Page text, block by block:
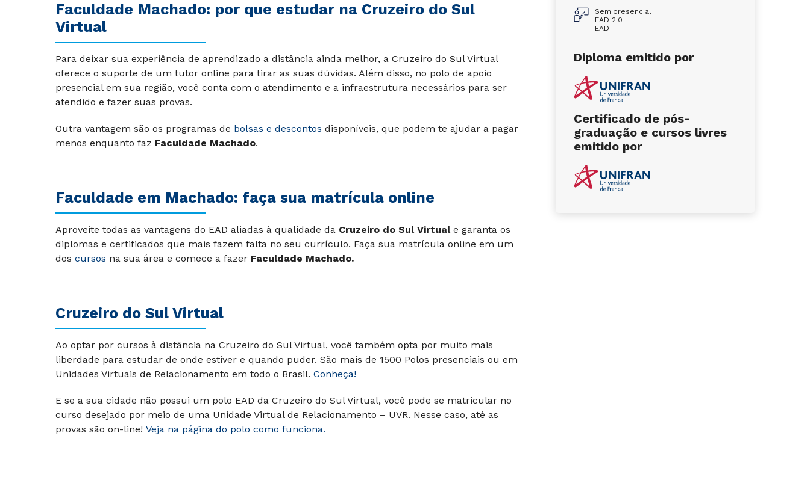
Faculdade Machado: por que estudar na Cruzeiro do Sul
Virtual
Para deixar sua experiência de aprendizado a distância ainda melhor, a Cruzeiro do Sul Virtual
oferece o suporte de um tutor online para tirar as suas dúvidas. Além disso, no polo de apoio
presencial em sua região, você conta com o atendimento e a infraestrutura necessários para ser
atendido e fazer suas provas.
Outra vantagem são os programas de bolsas e descontos disponíveis, que podem te ajudar a pagar
menos enquanto faz Faculdade Machado.
Faculdade em Machado: faça sua matrícula online
Aproveite todas as vantagens do EAD aliadas à qualidade da Cruzeiro do Sul Virtuale garanta os
diplomas e certificados que mais fazem falta no seu currículo. Faça sua matrícula online em um
dos cursos na sua área e comece a fazer Faculdade Machado.
Cruzeiro do Sul Virtual
Ao optar por cursos à distância na Cruzeiro do Sul Virtual, você também opta por muito mais
liberdade para estudar de onde estiver e quando puder. São mais de 1500 Polos presenciais ou em
Unidades Virtuais de Relacionamento em todo o Brasil. Conheça!
E se a sua cidade não possui um polo EAD da Cruzeiro do Sul Virtual, você pode se matricular no
curso desejado por meio de uma Unidade Virtual de Relacionamento – UVR. Nesse caso, até as
provas são on-line! Veja na página do polo como funciona.
Semipresencial
EAD 2.0
EAD
Diploma emitido por
Certificado de pós-
graduação e cursos livres
emitido por